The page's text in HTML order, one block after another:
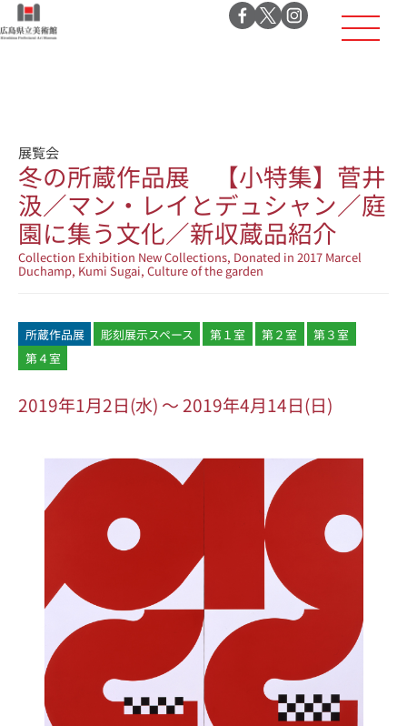
展覧会
冬の所蔵作品展 【小特集】菅井
汲／マン・レイとデュシャン／庭
園に集う文化／新収蔵品紹介
Collection Exhibition New Collections, Donated in 2017 Marcel
Duchamp, Kumi Sugai, Culture of the garden
所蔵作品展 彫刻展示スペース 第１室 第２室
第３室
第４室
2019年1月2日(水) ～ 2019年4月14日(日)